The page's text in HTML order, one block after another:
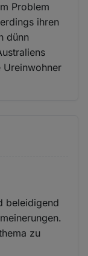
Problem
ihren
dünn
Ureinwohner
beleidigend
zu